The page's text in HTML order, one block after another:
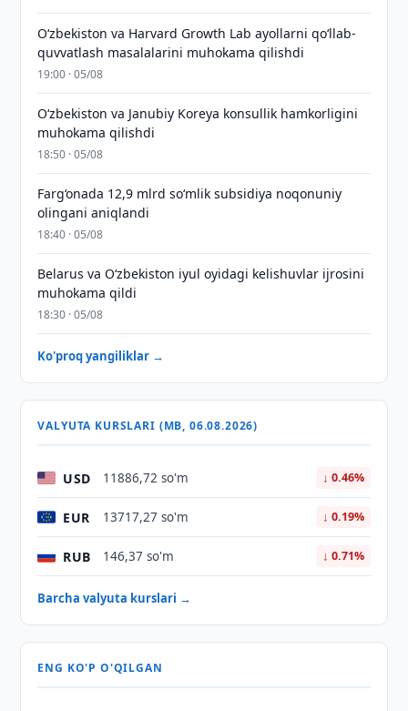
Oʻzbekiston va Harvard Growth Lab ayollarni qoʻllab-
quvvatlash masalalarini muhokama qilishdi
19:00 · 05/08
Oʻzbekiston va Janubiy Koreya konsullik hamkorligini
muhokama qilishdi
18:50 · 05/08
Farg‘onada 12,9 mlrd so‘mlik subsidiya noqonuniy
olingani aniqlandi
18:40 · 05/08
Belarus va O‘zbekiston iyul oyidagi kelishuvlar ijrosini
muhokama qildi
18:30 · 05/08
Ko'proq yangiliklar →
VALYUTA KURSLARI (MB, 06.08.2026)
USD 11886,72 so'm ↓ 0.46%
EUR 13717,27 so'm ↓ 0.19%
RUB 146,37 so'm ↓ 0.71%
Barcha valyuta kurslari →
ENG KO'P O'QILGAN